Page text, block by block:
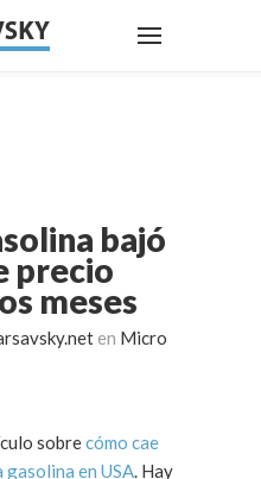
bajó
precio
meses
en Micro
sobrecómo cae
gasolina en USA. Hay